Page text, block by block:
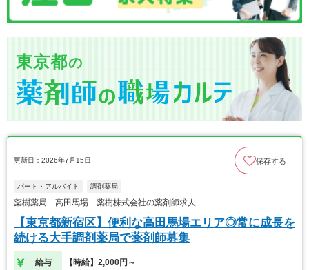
東京都の
更新日：2026年7月15日 保存する
パート・アルバイト 調剤薬局
薬樹薬局 高田馬場 薬樹株式会社の薬剤師求人
【東京都新宿区】便利な高田馬場エリア◎常に成長を
続ける大手調剤薬局で薬剤師募集
給与 【時給】2,000円～